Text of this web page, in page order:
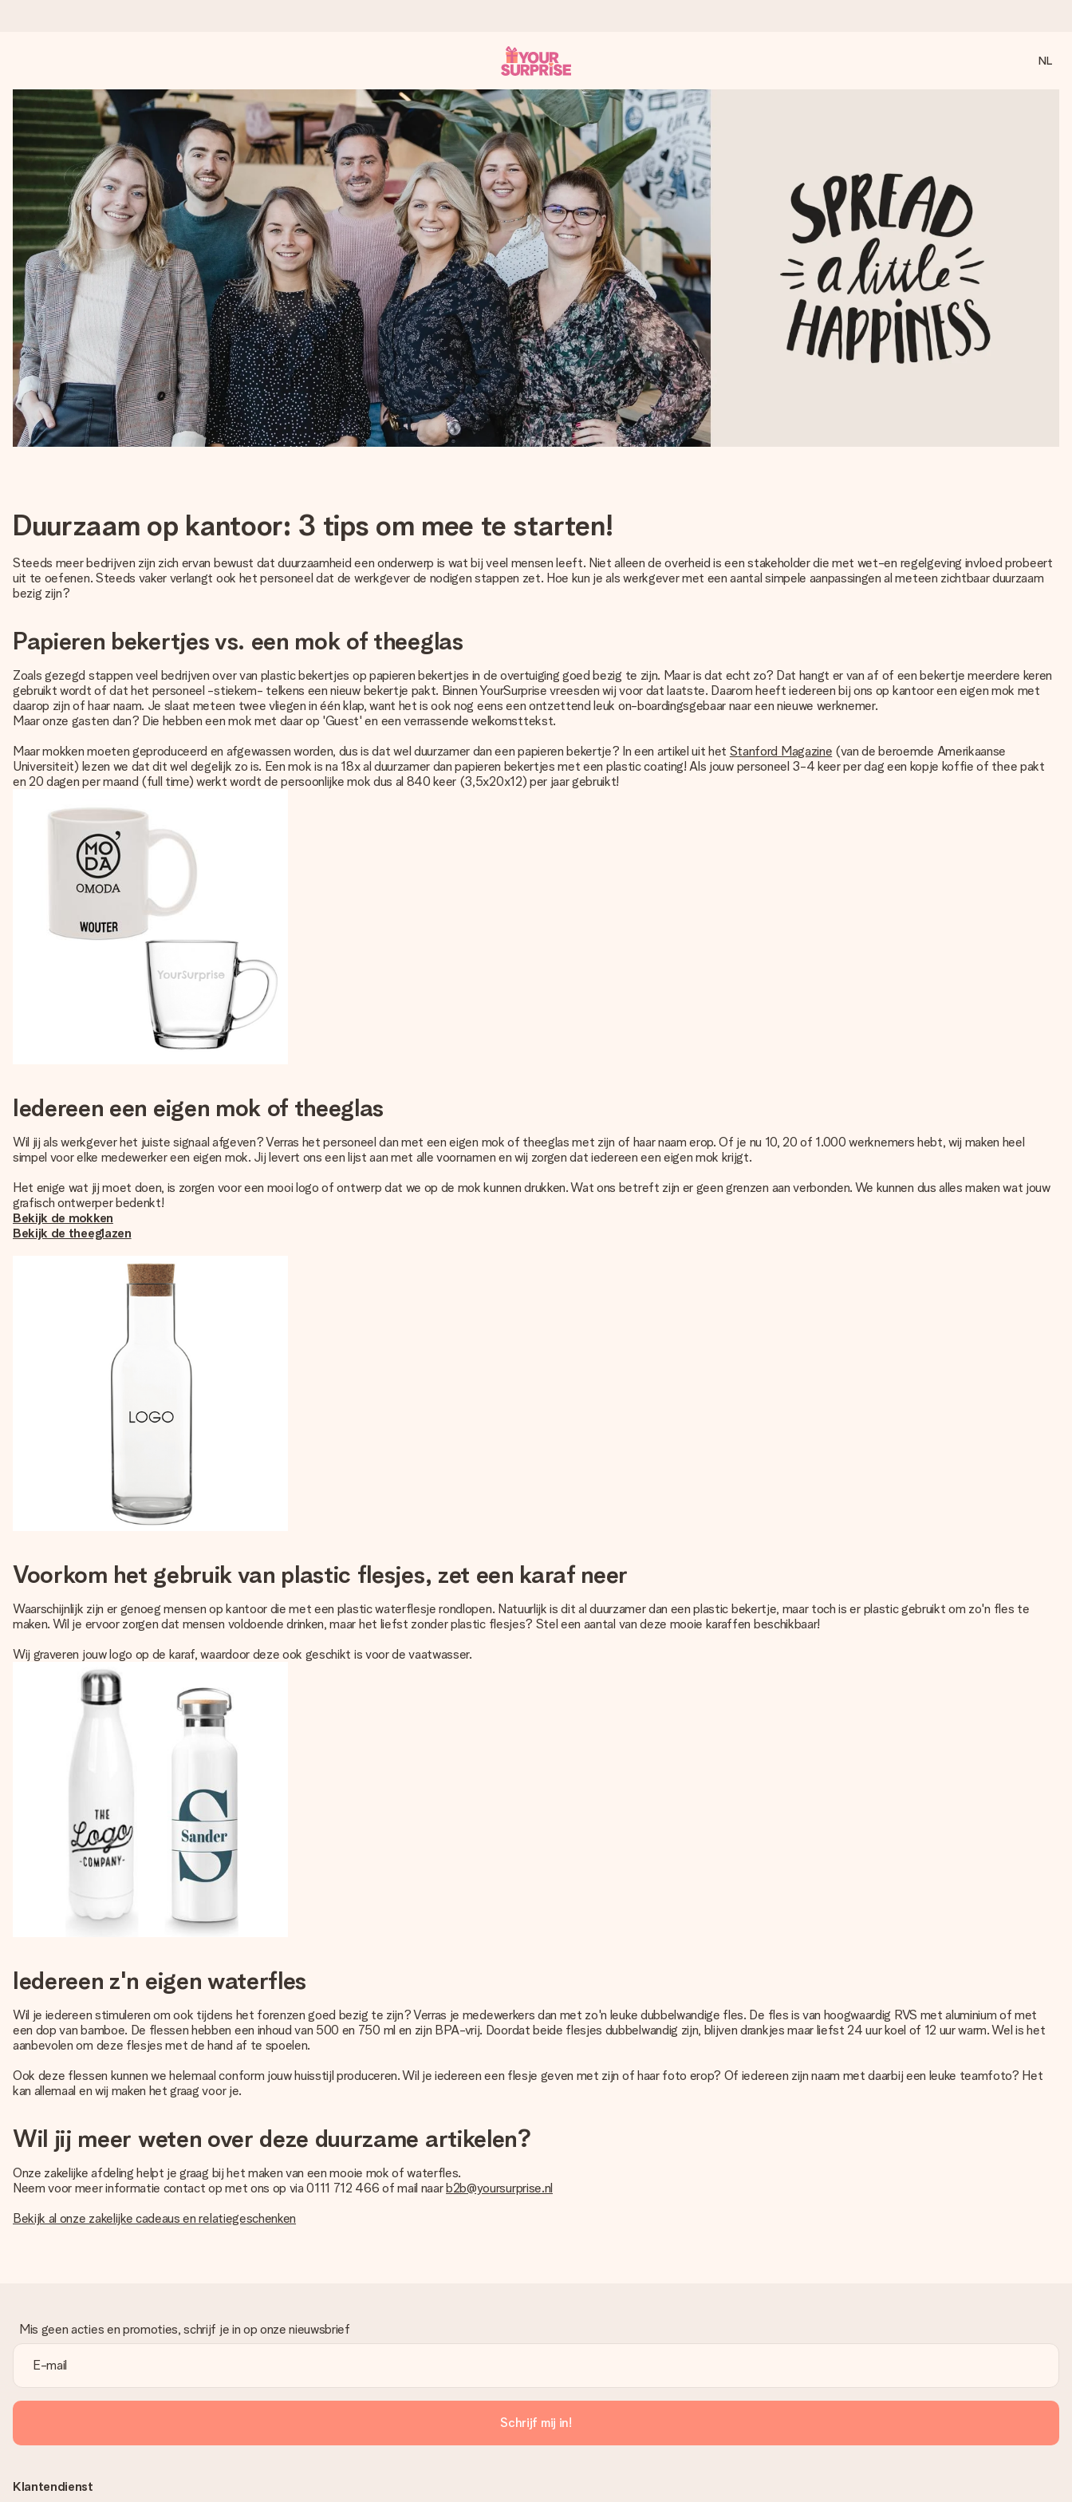
Voor 16:00 besteld, vandaag verzonden
We maken jouw cadeau met zorg en zorgen dat het razendsnel onderweg is - zodat jij kunt geven op precies het juiste moment, wanneer het het meeste betekent.
4,8 (gebaseerd op +8.000 reviews)
Onze cadeaus worden gewaardeerd. Klanten beoordelen ons met een 4,7 op Google Reviews
Gratis wenskaartje
Je maakt in een paar stappen iets unieks – met haar naam, jullie foto of een boodschap die raakt. Zonder gedoe, maar met alle aandacht voor het moment.
NL
Duurzaam op kantoor: 3 tips om mee te starten!
Steeds meer bedrijven zijn zich ervan bewust dat duurzaamheid een onderwerp is wat bij veel mensen leeft. Niet alleen de overheid is een stakeholder die met wet-en regelgeving invloed probeert
uit te oefenen. Steeds vaker verlangt ook het personeel dat de werkgever de nodigen stappen zet. Hoe kun je als werkgever met een aantal simpele aanpassingen al meteen zichtbaar duurzaam
bezig zijn?
Papieren bekertjes vs. een mok of theeglas
Zoals gezegd stappen veel bedrijven over van plastic bekertjes op papieren bekertjes in de overtuiging goed bezig te zijn. Maar is dat echt zo? Dat hangt er van af of een bekertje meerdere keren
gebruikt wordt of dat het personeel -stiekem- telkens een nieuw bekertje pakt. Binnen YourSurprise vreesden wij voor dat laatste. Daarom heeft iedereen bij ons op kantoor een eigen mok met
daarop zijn of haar naam. Je slaat meteen twee vliegen in één klap, want het is ook nog eens een ontzettend leuk on-boardingsgebaar naar een nieuwe werknemer.
Maar onze gasten dan? Die hebben een mok met daar op 'Guest' en een verrassende welkomsttekst.
Maar mokken moeten geproduceerd en afgewassen worden, dus is dat wel duurzamer dan een papieren bekertje? In een artikel uit het Stanford Magazine (van de beroemde Amerikaanse
Universiteit) lezen we dat dit wel degelijk zo is. Een mok is na 18x al duurzamer dan papieren bekertjes met een plastic coating! Als jouw personeel 3-4 keer per dag een kopje koffie of thee pakt
en 20 dagen per maand (full time) werkt wordt de persoonlijke mok dus al 840 keer (3,5x20x12) per jaar gebruikt!
Iedereen een eigen mok of theeglas
Wil jij als werkgever het juiste signaal afgeven? Verras het personeel dan met een eigen mok of theeglas met zijn of haar naam erop. Of je nu 10, 20 of 1.000 werknemers hebt, wij maken heel
simpel voor elke medewerker een eigen mok. Jij levert ons een lijst aan met alle voornamen en wij zorgen dat iedereen een eigen mok krijgt.
Het enige wat jij moet doen, is zorgen voor een mooi logo of ontwerp dat we op de mok kunnen drukken. Wat ons betreft zijn er geen grenzen aan verbonden. We kunnen dus alles maken wat jouw
grafisch ontwerper bedenkt!
Bekijk de mokken
Bekijk de theeglazen
Voorkom het gebruik van plastic flesjes, zet een karaf neer
Waarschijnlijk zijn er genoeg mensen op kantoor die met een plastic waterflesje rondlopen. Natuurlijk is dit al duurzamer dan een plastic bekertje, maar toch is er plastic gebruikt om zo'n fles te
maken. Wil je ervoor zorgen dat mensen voldoende drinken, maar het liefst zonder plastic flesjes? Stel een aantal van deze mooie karaffen beschikbaar!
Wij graveren jouw logo op de karaf, waardoor deze ook geschikt is voor de vaatwasser.
Iedereen z'n eigen waterfles
Wil je iedereen stimuleren om ook tijdens het forenzen goed bezig te zijn? Verras je medewerkers dan met zo'n leuke dubbelwandige fles. De fles is van hoogwaardig RVS met aluminium of met
een dop van bamboe. De flessen hebben een inhoud van 500 en 750 ml en zijn BPA-vrij. Doordat beide flesjes dubbelwandig zijn, blijven drankjes maar liefst 24 uur koel of 12 uur warm. Wel is het
aanbevolen om deze flesjes met de hand af te spoelen.
Ook deze flessen kunnen we helemaal conform jouw huisstijl produceren. Wil je iedereen een flesje geven met zijn of haar foto erop? Of iedereen zijn naam met daarbij een leuke teamfoto? Het
kan allemaal en wij maken het graag voor je.
Wil jij meer weten over deze duurzame artikelen?
Onze zakelijke afdeling helpt je graag bij het maken van een mooie mok of waterfles.
Neem voor meer informatie contact op met ons op via 0111 712 466 of mail naarb2b@yoursurprise.nl
Bekijk al onze zakelijke cadeaus en relatiegeschenken
Mis geen acties en promoties, schrijf je in op onze nieuwsbrief
Schrijf mij in!
Klantendienst